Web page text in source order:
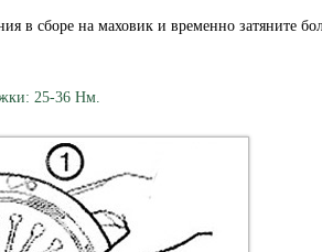
в сборе на маховик и временно затяните
25-36 Нм.